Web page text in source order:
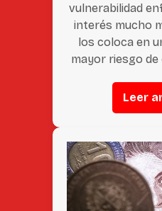
vulnerabilidad
interés mucho
los coloca en
mayor riesgo de
Leer